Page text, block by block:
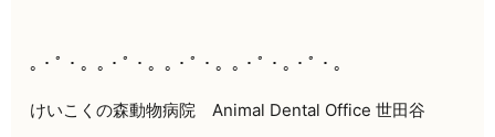
｡・ﾟ・。｡・ﾟ・。｡・ﾟ・。｡・ﾟ・｡・ﾟ・。
けいこくの森動物病院Animal Dental Office世田谷